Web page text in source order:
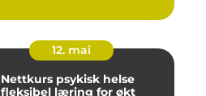
12. mai
Nettkurs psykisk helse
fleksibel læring for økt